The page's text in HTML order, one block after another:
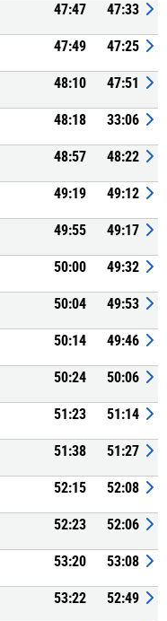
47:47 47:33
47:49 47:25
48:10 47:51
48:18 33:06
48:57 48:22
49:19 49:12
49:55 49:17
50:00 49:32
50:04 49:53
50:14 49:46
50:24 50:06
51:23 51:14
51:38 51:27
52:15 52:08
52:23 52:06
53:20 53:08
53:22 52:49